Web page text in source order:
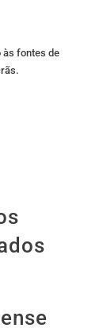
às fontes de